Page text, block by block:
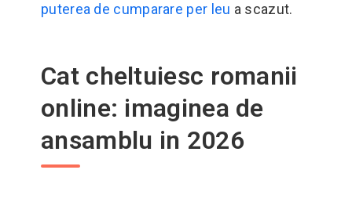
puterea de cumparare per leu a scazut.
Cat cheltuiesc romanii
online: imaginea de
ansamblu in 2026